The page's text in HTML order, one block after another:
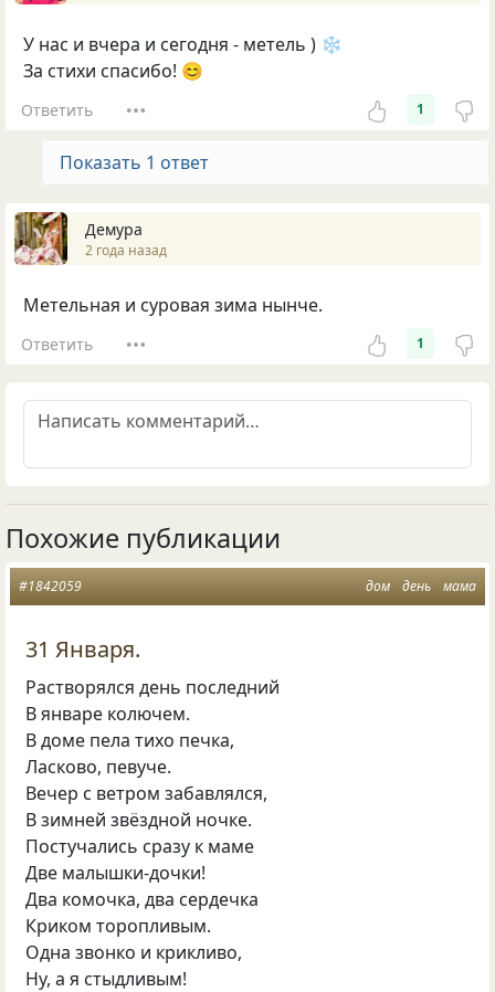
У нас и вчера и сегодня - метель ) ❄
За стихи спасибо! 😊
Ответить 1
Показать 1 ответ
Демура
2 года назад
Метельная и суровая зима нынче.
Ответить 1
Похожие публикации
дом день мама
#1842059
31 Января.
Растворялся день последний
В январе колючем.
В доме пела тихо печка,
Ласково, певуче.
Вечер с ветром забавлялся,
В зимней звёздной ночке.
Постучались сразу к маме
Две малышки-дочки!
Два комочка, два сердечка
Криком торопливым.
Одна звонко и крикливо,
Ну, а я стыдливым!